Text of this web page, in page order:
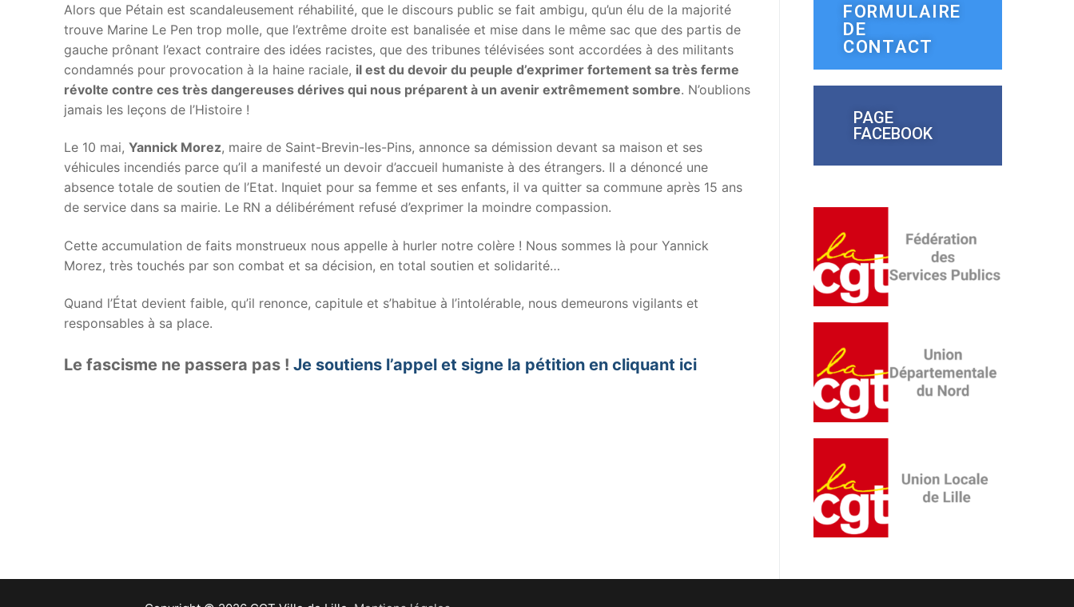
Alors que Pétain est scandaleusement réhabilité, que le discours public se fait ambigu, qu’un élu de la majorité
trouve Marine Le Pen trop molle, que l’extrême droite est banalisée et mise dans le même sac que des partis de
gauche prônant l’exact contraire des idées racistes, que des tribunes télévisées sont accordées à des militants
condamnés pour provocation à la haine raciale, il est du devoir du peuple d’exprimer fortement sa très ferme
révolte contre ces très dangereuses dérives qui nous préparent à un avenir extrêmement sombre. N’oublions
jamais les leçons de l’Histoire !
Le 10 mai, Yannick Morez, maire de Saint-Brevin-les-Pins, annonce sa démission devant sa maison et ses
véhicules incendiés parce qu’il a manifesté un devoir d’accueil humaniste à des étrangers. Il a dénoncé une
absence totale de soutien de l’Etat. Inquiet pour sa femme et ses enfants, il va quitter sa commune après 15 ans
de service dans sa mairie. Le RN a délibérément refusé d’exprimer la moindre compassion.
Cette accumulation de faits monstrueux nous appelle à hurler notre colère ! Nous sommes là pour Yannick
Morez, très touchés par son combat et sa décision, en total soutien et solidarité…
Quand l’État devient faible, qu’il renonce, capitule et s’habitue à l’intolérable, nous demeurons vigilants et
responsables à sa place.
Le fascisme ne passera pas ! Je soutiens l’appel et signe la pétition en cliquant ici
FORMULAIRE
DE
CONTACT
PAGE
FACEBOOK